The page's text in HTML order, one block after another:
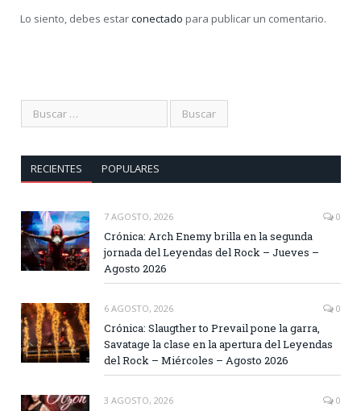
Lo siento, debes estarconectado para publicar un comentario.
RECIENTES POPULARES
7 AGOSTO, 2026 0
Crónica: Arch Enemy brilla en la segunda
jornada del Leyendas del Rock – Jueves –
Agosto 2026
6 AGOSTO, 2026 0
Crónica: Slaugther to Prevail pone la garra,
Savatage la clase en la apertura del Leyendas
del Rock – Miércoles – Agosto 2026
3 AGOSTO, 2026 0